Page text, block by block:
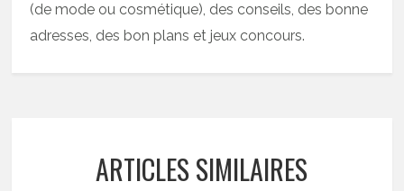
(de mode ou cosmétique), des conseils, des bonne
adresses, des bon plans et jeux concours.
ARTICLES SIMILAIRES